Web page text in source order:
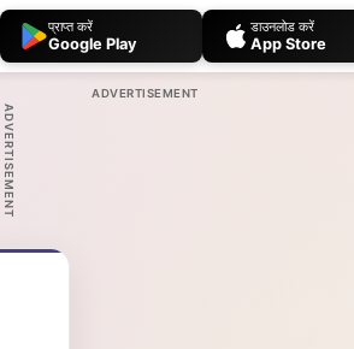
प्राप्त करें
Google Play
डाउनलोड करें
App Store
ADVERTISEMENT
ADVERTISEMENT